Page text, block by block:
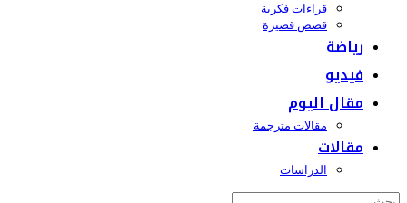
قراءات فكرية
قصص قصيرة
رياضة
فيديو
مقال اليوم
مقالات مترجمة
مقالات
الدراسات